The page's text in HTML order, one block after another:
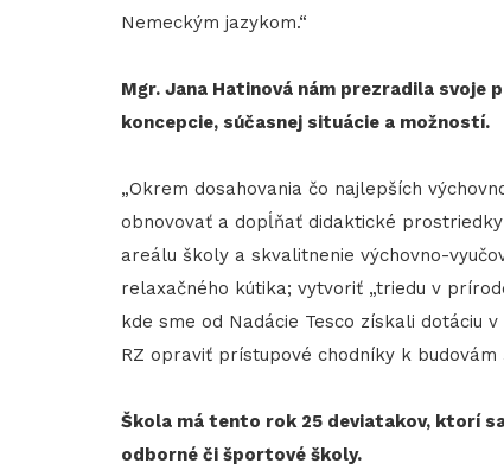
Nemeckým jazykom.“
Mgr. Jana Hatinová nám prezradila svoje
koncepcie, súčasnej situácie a možností.
„Okrem dosahovania čo najlepších
obnovovať a dopĺňať didaktické
areálu školy a skvalitnenie výchovno-
relaxačného kútika; vytvoriť „triedu v
kde sme od Nadácie Tesco získali dotáciu
RZ opraviť prístupové chodníky k budovám
Škola má tento rok 25 deviatakov, ktorí
odborné či športové školy.